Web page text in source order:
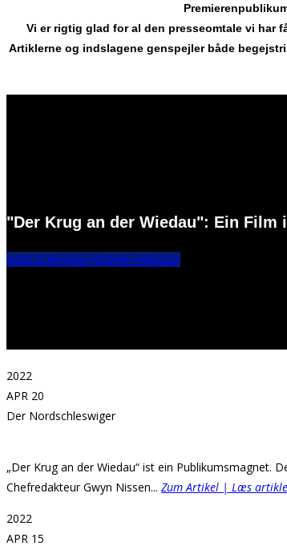
Vi er rigtig glad for al den presseomtale vi har
Artiklerne og indslagene genspejler både
"Der Krug an der Wiedau": Ein Film
NDR-Schleswig-Holstein-Magazin
2022
APR 20
Der Nordschleswiger
„Der Krug an der Wiedau“ ist ein Publikumsmagnet.
Chefredakteur Gwyn Nissen... Zum Artikel | Læs
2022
APR 15